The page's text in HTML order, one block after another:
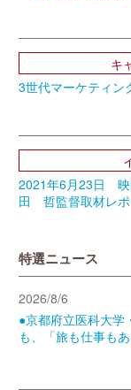
キ
3世代マーケティン
2021年6月23日 映
田 哲監督取材レポ
特選ニュース
2026/8/6
●京都府立医科大学
も、「旅も仕事も